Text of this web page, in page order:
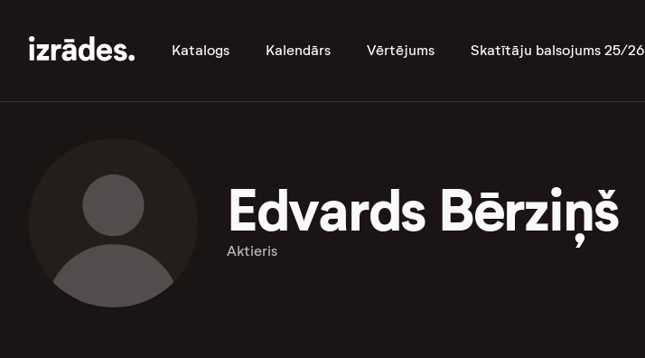
Katalogs Kalendārs Vērtējums Skatītāju balsojums 25/26
Edvards Bērziņš
Aktieris